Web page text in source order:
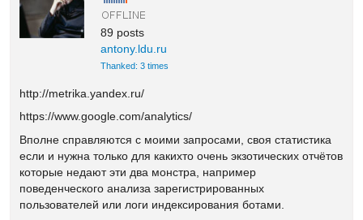
89 posts
antony.ldu.ru
Thanked: 3 times
http://metrika.yandex.ru/
https://www.google.com/analytics/
Вполне справляются с моими запросами, своя статистика
если и нужна только для какихто очень экзотических отчётов
которые недают эти два монстра, например
поведенческого анализа зарегистрированных
пользователей или логи индексирования ботами.